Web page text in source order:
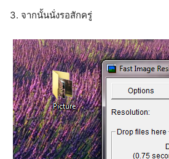
3. จากนั้นนั่งรอสักครู่